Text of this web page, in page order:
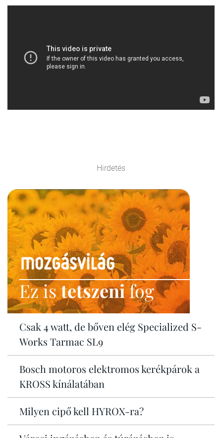
Hirdetés
Ez istetszenifog
Csak 4 watt, de bőven elég Specialized S-
Works Tarmac SL9
Bosch motoros elektromos kerékpárok a
KROSS kínálatában
Milyen cipő kell HYROX-ra?